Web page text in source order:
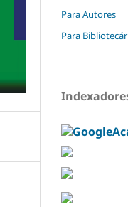
Para Autores
Para